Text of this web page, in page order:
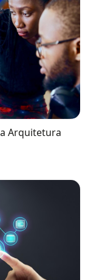
Arquitetura